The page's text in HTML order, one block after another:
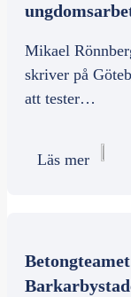
Mikael
skriver på
att tester…
Läs mer